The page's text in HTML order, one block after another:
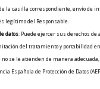
la casilla correspondiente, envío de
legítimo del Responsable.
datos: Puede ejercer sus derechos de
del tratamiento y portabilidad en
no se le atienden de manera
Española de Protección de Datos